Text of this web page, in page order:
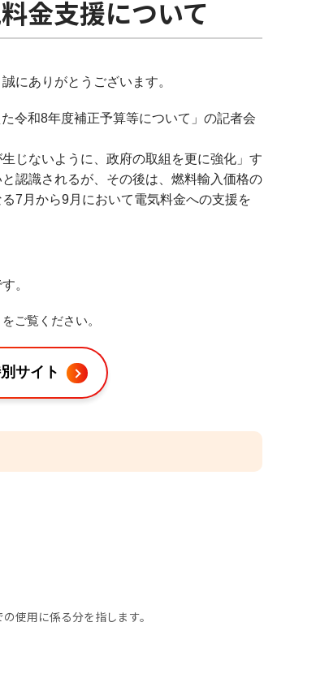
金支援について
にありがとうございます。
令和8年度補正予算等について」の記者会
じないように、政府の取組を更に強化」す
認識されるが、その後は、燃料輸入価格の
7月から9月において電気料金への支援を
。
ご覧ください。
サイト
使用に係る分を指します。